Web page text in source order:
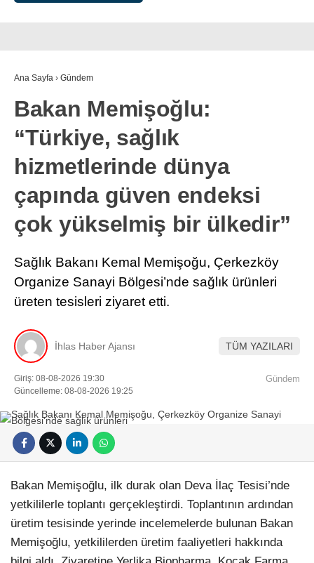
Ana Sayfa › Gündem
Bakan Memişoğlu:
“Türkiye, sağlık
hizmetlerinde dünya
çapında güven endeksi
çok yükselmiş bir ülkedir”
Sağlık Bakanı Kemal Memişoğu, Çerkezköy
Organize Sanayi Bölgesi’nde sağlık ürünleri
üreten tesisleri ziyaret etti.
İhlas Haber Ajansı TÜM YAZILARI
Giriş: 08-08-2026 19:30
Güncelleme: 08-08-2026 19:25
Gündem
Bakan Memişoğlu, ilk durak olan Deva İlaç Tesisi’nde
yetkililerle toplantı gerçekleştirdi. Toplantının ardından
üretim tesisinde yerinde incelemelerde bulunan Bakan
Memişoğlu, yetkililerden üretim faaliyetleri hakkında